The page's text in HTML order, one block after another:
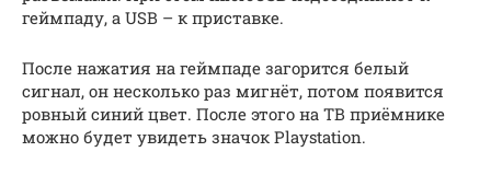
геймпаду, а USB – к приставке.
После нажатия на геймпаде загорится белый
сигнал, он несколько раз мигнёт, потом появится
ровный синий цвет. После этого на ТВ приёмнике
можно будет увидеть значок Playstation.